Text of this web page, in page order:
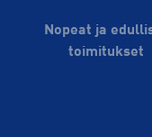
Nopeat ja
toimitukset